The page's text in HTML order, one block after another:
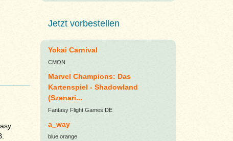
Jetzt vorbestellen
Yokai Carnival
CMON
Marvel Champions: Das
Kartenspiel - Shadowland
(Szenari...
Fantasy Flight Games DE
a_way
blue orange